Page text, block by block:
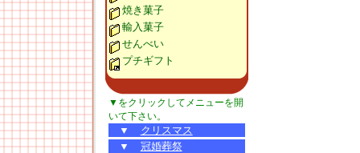
焼き菓子
輸入菓子
せんべい
プチギフト
▼をクリックしてメニューを開
いて下さい。
▼
クリスマス
▼
冠婚葬祭